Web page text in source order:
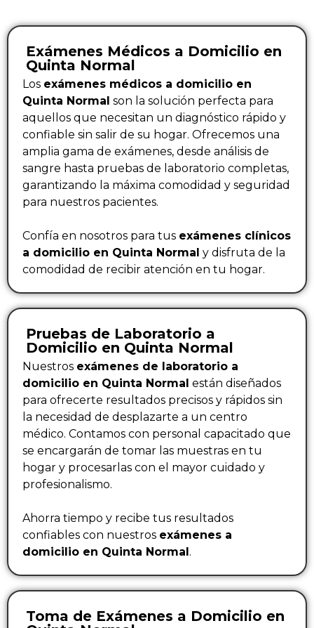
Exámenes Médicos a Domicilio en
Quinta Normal
Los exámenes médicos a domicilio en
Quinta Normal son la solución perfecta para
aquellos que necesitan un diagnóstico rápido y
confiable sin salir de su hogar. Ofrecemos una
amplia gama de exámenes, desde análisis de
sangre hasta pruebas de laboratorio completas,
garantizando la máxima comodidad y seguridad
para nuestros pacientes.
Confía en nosotros para tus exámenes clínicos
a domicilio en Quinta Normal y disfruta de la
comodidad de recibir atención en tu hogar.
Pruebas de Laboratorio a
Domicilio en Quinta Normal
Nuestros exámenes de laboratorio a
domicilio en Quinta Normal están diseñados
para ofrecerte resultados precisos y rápidos sin
la necesidad de desplazarte a un centro
médico. Contamos con personal capacitado que
se encargarán de tomar las muestras en tu
hogar y procesarlas con el mayor cuidado y
profesionalismo.
Ahorra tiempo y recibe tus resultados
confiables con nuestros exámenes a
domicilio en Quinta Normal .
Toma de Exámenes a Domicilio en